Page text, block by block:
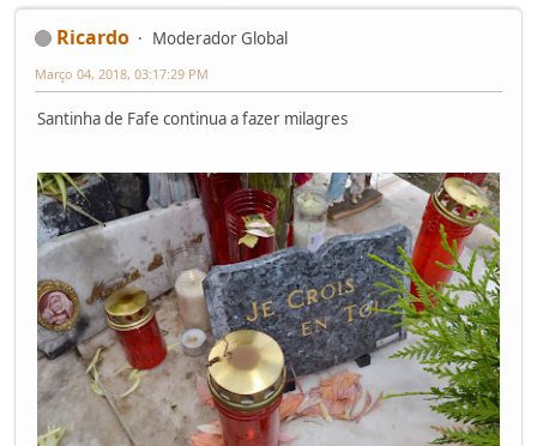
Ricardo Moderador Global
Março 04, 2018, 03:17:29 PM
Santinha de Fafe continua a fazer milagres